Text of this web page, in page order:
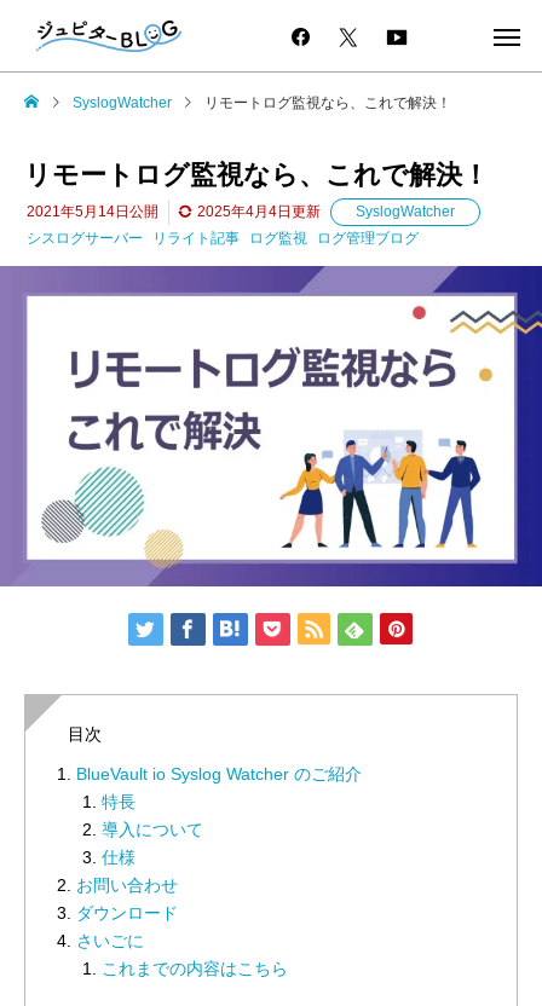
SyslogWatcher リモートログ監視なら、これで解決！
リモートログ監視なら、これで解決！
2021年5月14日 公開 2025年4月4日 更新
SyslogWatcher
シスログサーバー
リライト記事 ログ監視 ログ管理ブログ
目次
BlueVault io Syslog Watcher のご紹介
特長
導入について
仕様
お問い合わせ
ダウンロード
さいごに
これまでの内容はこちら